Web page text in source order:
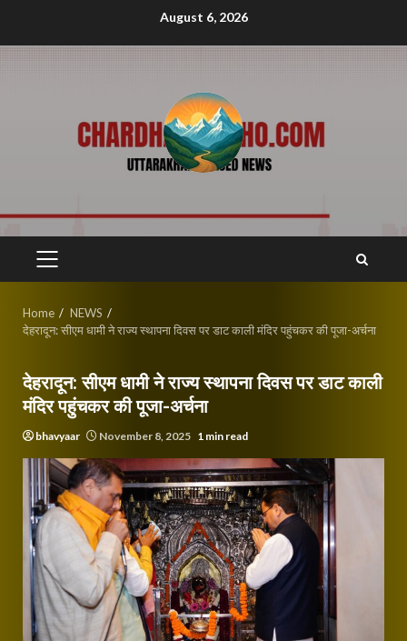
August 6, 2026
PRIMARY
Home
NEWS
देहरादून: सीएम धामी ने राज्य स्थापना दिवस पर डाट काली मंदिर पहुंचकर की पूजा-अर्चना
देहरादून: सीएम धामी ने राज्य स्थापना दिवस पर डाट काली
मंदिर पहुंचकर की पूजा-अर्चना
bhavyaar November 8, 2025 1 min read